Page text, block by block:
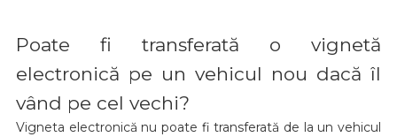
Poate fi transferată o vignetă
electronică pe un vehicul nou dacă îl
vând pe cel vechi?
Vigneta electronică nu poate fi transferată de la un vehicul